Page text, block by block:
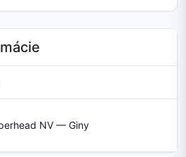
NV — Giny